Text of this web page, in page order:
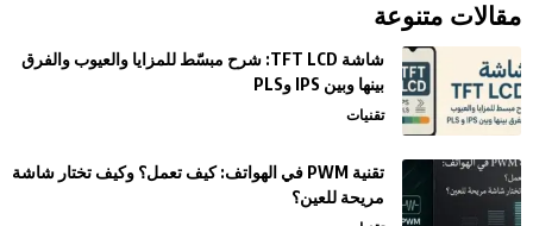
مقالات متنوعة
شاشة TFT LCD: شرح مبسّط للمزايا والعيوب والفرق
بينها وبين IPS وPLS
تقنيات
تقنية PWM في الهواتف: كيف تعمل؟ وكيف تختار شاشة
مريحة للعين؟